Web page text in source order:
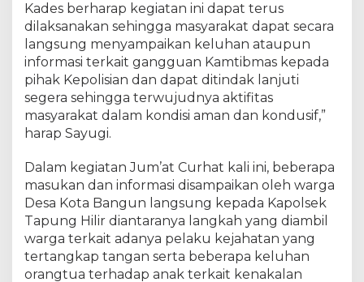
t
a
B
g
u
n
Kades berharap kegiatan ini dapat terus
dilaksanakan sehingga masyarakat dapat secara
langsung menyampaikan keluhan ataupun
informasi terkait gangguan Kamtibmas kepada
pihak Kepolisian dan dapat ditindak lanjuti
segera sehingga terwujudnya aktifitas
masyarakat dalam kondisi aman dan kondusif,”
harap Sayugi.
Dalam kegiatan Jum’at Curhat kali ini, beberapa
masukan dan informasi disampaikan oleh warga
Desa Kota Bangun langsung kepada Kapolsek
Tapung Hilir diantaranya langkah yang diambil
warga terkait adanya pelaku kejahatan yang
tertangkap tangan serta beberapa keluhan
orangtua terhadap anak terkait kenakalan